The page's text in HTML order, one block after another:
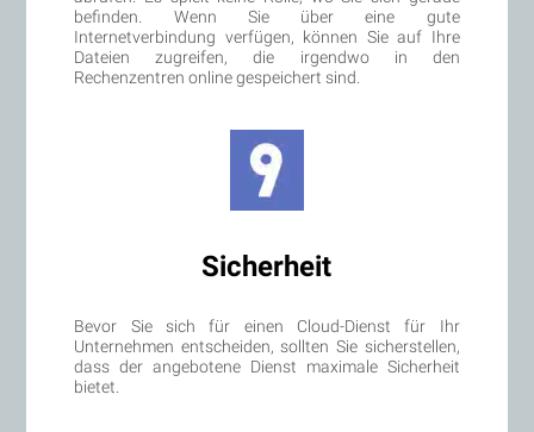
befinden. Wenn Sie über eine gute
Internetverbindung verfügen, können Sie auf Ihre
Dateien zugreifen, die irgendwo in den
Rechenzentren online gespeichert sind.
Sicherheit
Bevor Sie sich für einen Cloud-Dienst für Ihr
Unternehmen entscheiden, sollten Sie sicherstellen,
dass der angebotene Dienst maximale Sicherheit
bietet.